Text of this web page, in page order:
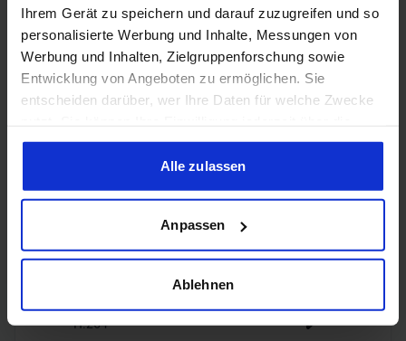
Ihrem Gerät zu speichern und darauf zuzugreifen und so
personalisierte Werbung und Inhalte, Messungen von
Werbung und Inhalten, Zielgruppenforschung sowie
Entwicklung von Angeboten zu ermöglichen. Sie
entscheiden darüber, wer Ihre Daten für welche Zwecke
Cookie-Erklärung oder durch Klicken auf das Privacy
Trigger Symbol ändern oder widerrufen
Informationen über Ihre geografische Lage erfassen,
welche bis auf einige Meter genau sein können
Ihr Gerät durch aktives Scannen nach bestimmten
Erfahren Sie mehr darüber, wie Ihre persönlichen Daten
Alle zulassen
Anpassen
Ablehnen
DisplayPort
4x
DisplayPort
1.4a
Encoding
H.264 ✔️